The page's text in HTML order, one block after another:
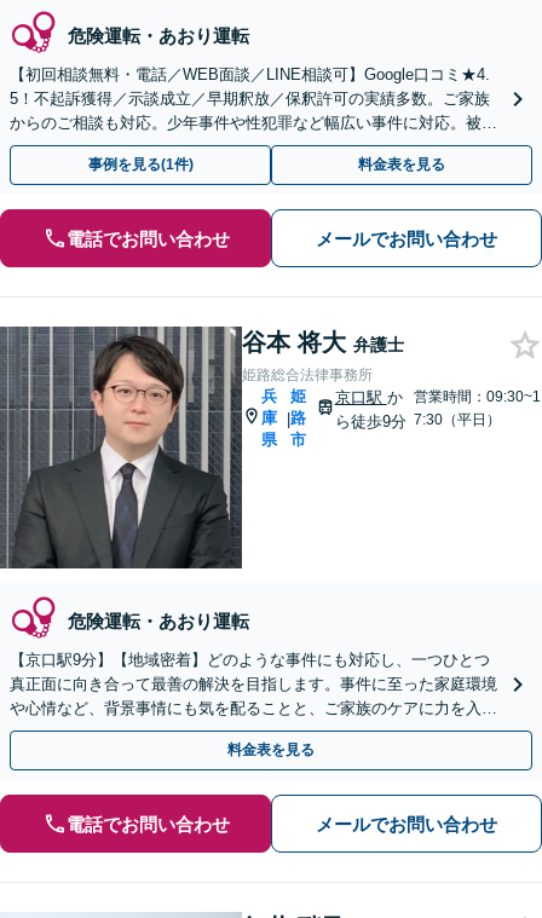
危険運転・あおり運転
【初回相談無料・電話／WEB面談／LINE相談可】Google口コミ★4.
5！不起訴獲得／示談成立／早期釈放／保釈許可の実績多数。ご家族
からのご相談も対応。少年事件や性犯罪など幅広い事件に対応。被害
者側のご相談も対応【夜間休日対応可】
事例を見る(1件) 料金表を見る
電話でお問い合わせ メールでお問い合わせ
谷本 将大 弁護士
姫路総合法律事務所
兵
庫
県
|
姫
路
市
京口駅 か
ら徒歩9分
営業時間：09:30~1
7:30（平日）
危険運転・あおり運転
【京口駅9分】【地域密着】どのような事件にも対応し、一つひとつ
真正面に向き合って最善の解決を目指します。事件に至った家庭環境
や心情など、背景事情にも気を配ることと、ご家族のケアに力を入れ
ています。おひとりで悩まず、すぐにご相談ください。
料金表を見る
電話でお問い合わせ メールでお問い合わせ